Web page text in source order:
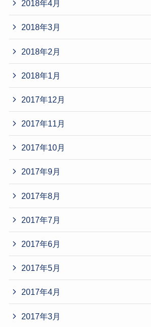
2018年4月
2018年3月
2018年2月
2018年1月
2017年12月
2017年11月
2017年10月
2017年9月
2017年8月
2017年7月
2017年6月
2017年5月
2017年4月
2017年3月